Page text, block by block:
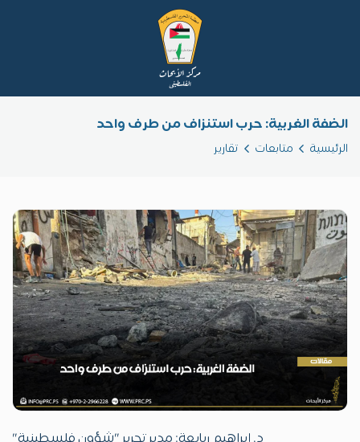
الضفة الغربية: حرب استنزاف من طرف واحد
الرئيسية متابعات تقارير
د. إبراهيم ربايعة: مدير تحرير "شؤون فلسطينية"